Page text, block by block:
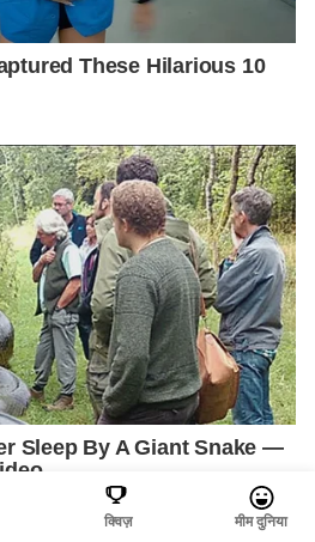
क्विज़ मीम दुनिया